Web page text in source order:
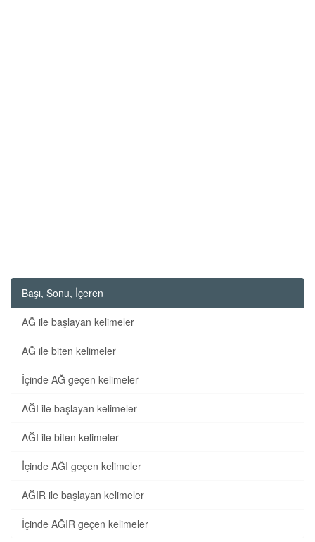
Başı, Sonu, İçeren
AĞ ile başlayan kelimeler
AĞ ile biten kelimeler
İçinde AĞ geçen kelimeler
AĞI ile başlayan kelimeler
AĞI ile biten kelimeler
İçinde AĞI geçen kelimeler
AĞIR ile başlayan kelimeler
İçinde AĞIR geçen kelimeler